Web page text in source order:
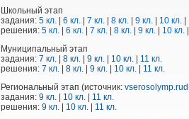
Школьный этап
задания: 5 кл. | 6 кл. | 7 кл. | 8 кл. | 9 кл. | 10 кл. |
решения: 5 кл. | 6 кл. | 7 кл. | 8 кл. | 9 кл. | 10 кл. |
Муниципальный этап
задания: 7 кл. | 8 кл. | 9 кл. | 10 кл. | 11 кл.
решения: 7 кл. | 8 кл. | 9 кл. | 10 кл. | 11 кл.
Региональный этап (источник:
задания: 9 кл. | 10 кл. | 11 кл.
решения: 9 кл. | 10 кл. | 11 кл.